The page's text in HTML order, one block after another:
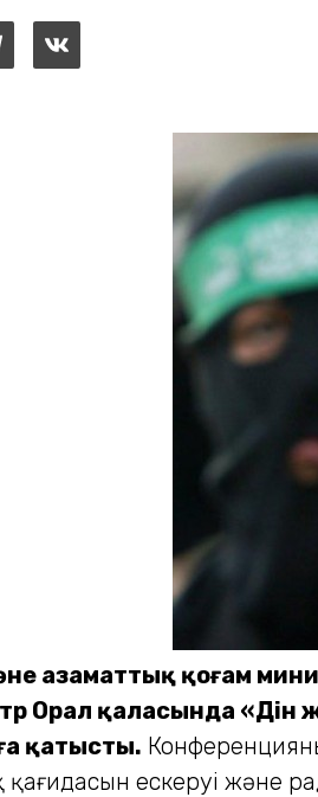
азаматтық қоғам
Орал қаласында
қатысты.
ескеруі және